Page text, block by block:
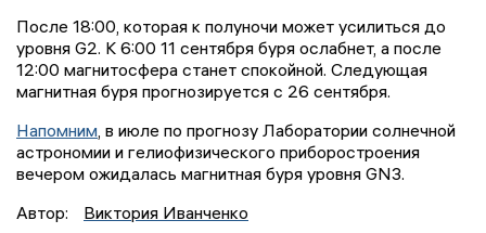
После 18:00, которая к полуночи может усилиться до
уровня G2. К 6:00 11 сентября буря ослабнет, а после
12:00 магнитосфера станет спокойной. Следующая
магнитная буря прогнозируется с 26 сентября.
Напомним, в июле по прогнозу Лаборатории солнечной
астрономии и гелиофизического приборостроения
вечером ожидалась магнитная буря уровня GN3.
Автор:
Виктория Иванченко